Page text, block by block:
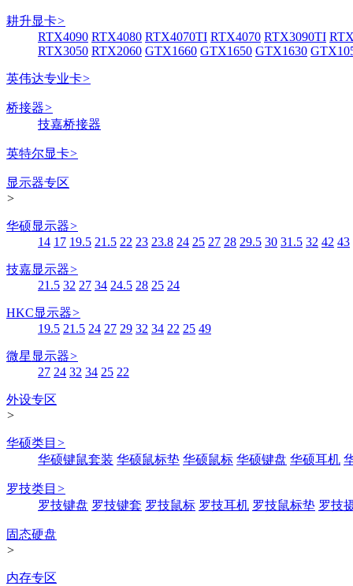
耕升显卡>
RTX4090 RTX4080 RTX4070TI RTX4070 RTX3090TI
RTX3050 RTX2060 GTX1660 GTX1650 GTX1630
英伟达专业卡>
桥接器>
技嘉桥接器
英特尔显卡>
显示器专区
>
华硕显示器>
14 17 19.5 21.5 22 23 23.8 24 25 27 28 29.5 30 31.5 32 42 43
技嘉显示器>
21.5 32 27 34 24.5 28 25 24
HKC显示器>
19.5 21.5 24 27 29 32 34 22 25 49
微星显示器>
27 24 32 34 25 22
外设专区
>
华硕类目 >
华硕键鼠套装 华硕鼠标垫 华硕鼠标 华硕键盘 华硕耳机
罗技类目 >
罗技键盘 罗技键套 罗技鼠标 罗技耳机 罗技鼠标垫 罗技
固态硬盘
>
内存专区